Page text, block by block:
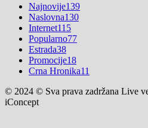
Najnovije139
Naslovna130
Internet115
Popularno77
Estrada38
Promocije18
Crna Hronika11
© 2024 © Sva prava zadržana Live
iConcept